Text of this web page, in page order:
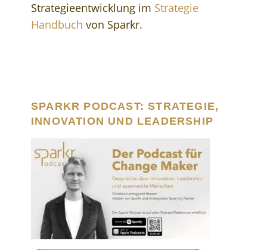
Strategieentwicklung im Strategie
Handbuch von Sparkr.
SPARKR PODCAST: STRATEGIE,
INNOVATION UND LEADERSHIP